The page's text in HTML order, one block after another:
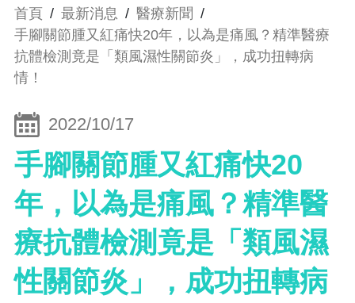
首頁 / 最新消息 / 醫療新聞 /
手腳關節腫又紅痛快20年，以為是痛風？精準醫療
抗體檢測竟是「類風濕性關節炎」，成功扭轉病
情！
2022/10/17
手腳關節腫又紅痛快20
年，以為是痛風？精準醫
療抗體檢測竟是「類風濕
性關節炎」，成功扭轉病